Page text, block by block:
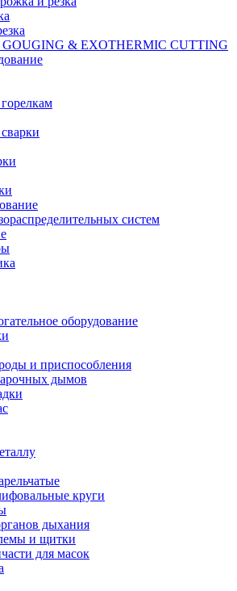
GOUGING & EXOTHERMIC CUTTING
систем
оборудование
и приспособления
дымов
круги
дыхания
и щитки
для масок